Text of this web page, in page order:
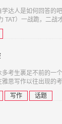
达人是如何回答的
TAT）一战跪，二战
考生裹足不前的一
思写作以往出现的
写作 话题